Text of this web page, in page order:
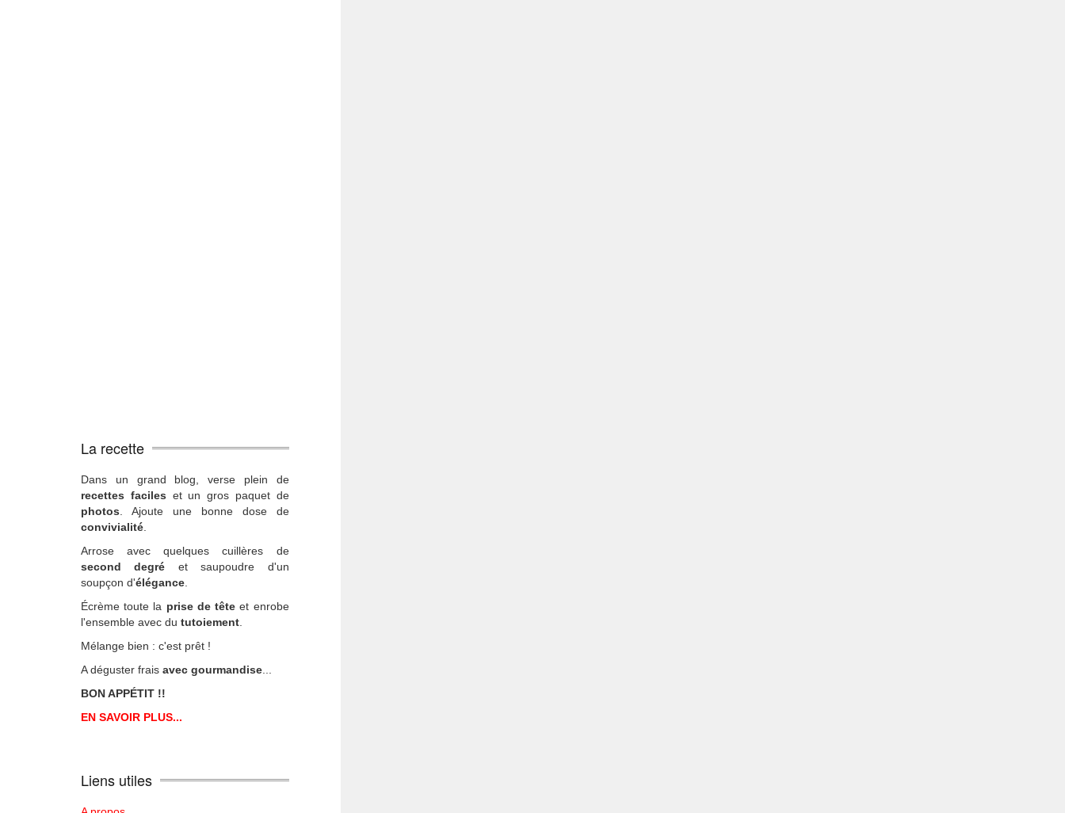
La recette
Dans un grand blog, verse plein de
recettes faciles et un gros paquet de
photos . Ajoute une bonne dose de
convivialité
Arrose avec quelques cuillères de
second degré et saupoudre d'un
soupçon d'élégance
Écrème toute la prise de tête et enrobe
l'ensemble avec du tutoiement
Mélange bien : c'est prêt !
A déguster frais avec gourmandise
BON APPÉTIT !!
EN SAVOIR PLUS...
Liens utiles